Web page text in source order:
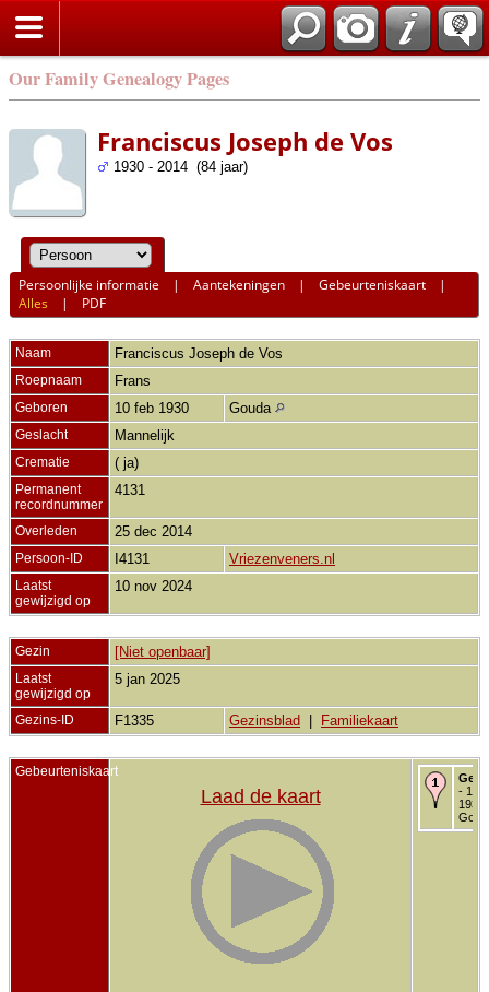
Our Family Genealogy Pages
Franciscus Joseph de Vos
1930 - 2014 (84 jaar)
Persoonlijke informatie |Aantekeningen |Gebeurteniskaart |
Alles | PDF
Naam Franciscus Joseph de Vos
Roepnaam Frans
Geboren 10 feb 1930 Gouda
Geslacht Mannelijk
Crematie ( ja)
Permanent
recordnummer
4131
Overleden 25 dec 2014
Persoon-ID I4131 Vriezenveners.nl
Laatst
gewijzigd op
10 nov 2024
Gezin [Niet openbaar]
Laatst
gewijzigd op
5 jan 2025
Gezins-ID F1335 Gezinsblad Familiekaart
Gebeurteniskaart
Laad de kaart
- 10
1930